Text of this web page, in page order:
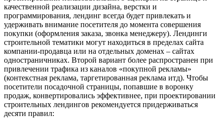
качественной реализации дизайна, верстки и
программирования, лендинг всегда будет привлекать и
удерживать внимание посетителя до момента совершения
покупки (оформления заказа, звонка менеджеру). Лендинги
строительной тематики могут находиться в пределах сайта
компании-продавца или на отдельных доменах – сайтах
одностраничниках. Второй вариант более распространен при
привлечении трафика из каналов «покупной рекламы»
(контекстная реклама, таргетированная реклама итд). Чтобы
посетители посадочной страницы, попавшие в воронку
продаж, конвертировались эффективнее, при проектировании
строительных лендингов рекомендуется придерживаться
десяти правил: